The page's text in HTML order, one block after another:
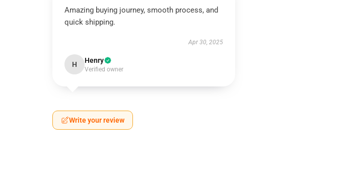
Amazing buying journey, smooth process, and
quick shipping.
Apr 30, 2025
H Henry
Verified owner
Write your review